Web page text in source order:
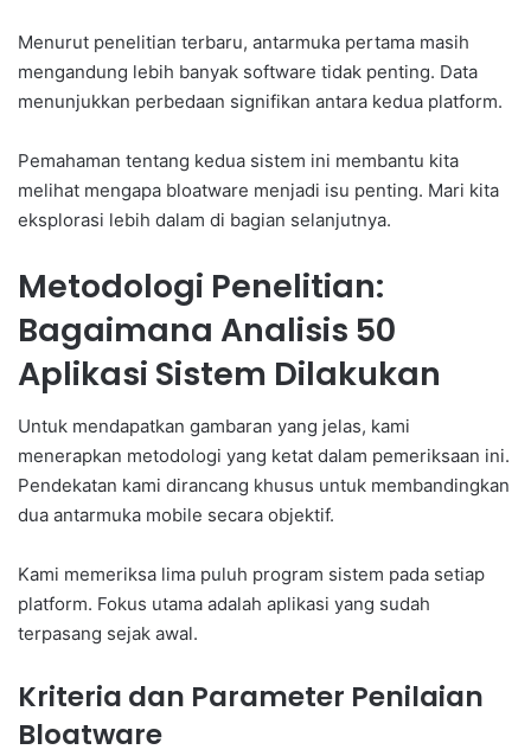
Menurut penelitian terbaru, antarmuka pertama masih
mengandung lebih banyak software tidak penting. Data
menunjukkan perbedaan signifikan antara kedua platform.
Pemahaman tentang kedua sistem ini membantu kita
melihat mengapa bloatware menjadi isu penting. Mari kita
eksplorasi lebih dalam di bagian selanjutnya.
Metodologi Penelitian:
Bagaimana Analisis 50
Aplikasi Sistem Dilakukan
Untuk mendapatkan gambaran yang jelas, kami
menerapkan metodologi yang ketat dalam pemeriksaan ini.
Pendekatan kami dirancang khusus untuk membandingkan
dua antarmuka mobile secara objektif.
Kami memeriksa lima puluh program sistem pada setiap
platform. Fokus utama adalah aplikasi yang sudah
terpasang sejak awal.
Kriteria dan Parameter Penilaian
Bloatware